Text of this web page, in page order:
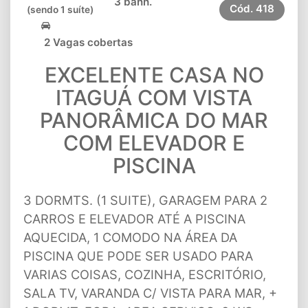
(sendo 1 suíte)
2 Vagas cobertas
Cód. 418
EXCELENTE CASA NO
ITAGUÁ COM VISTA
PANORÂMICA DO MAR
COM ELEVADOR E
PISCINA
3 DORMTS. (1 SUITE), GARAGEM PARA 2
CARROS E ELEVADOR ATÉ A PISCINA
AQUECIDA, 1 COMODO NA ÁREA DA
PISCINA QUE PODE SER USADO PARA
VARIAS COISAS, COZINHA, ESCRITÓRIO,
SALA TV, VARANDA C/ VISTA PARA MAR, +